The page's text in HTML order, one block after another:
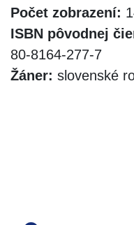
Počet zobrazení:
ISBN pôvodnej
80-8164-277-7
Žáner: slovenské